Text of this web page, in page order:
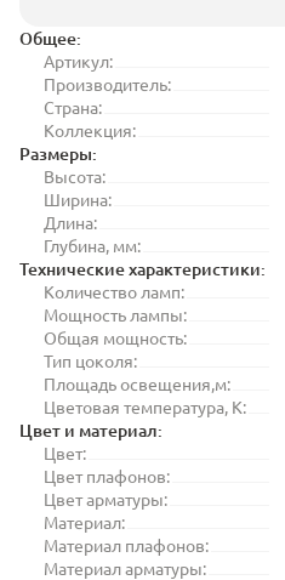
Общее:
Артикул:
Производитель:
Страна:
Коллекция:
Размеры:
Высота:
Ширина:
Длина:
Глубина, мм:
Технические характеристики:
Количество ламп:
Мощность лампы:
Общая мощность:
Тип цоколя:
Площадь освещения,м:
Цветовая температура, K:
Цвет и материал:
Цвет:
Цвет плафонов:
Цвет арматуры:
Материал:
Материал плафонов:
Материал арматуры: